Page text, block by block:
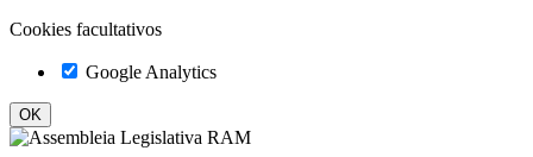
Cookies facultativos
Google Analytics